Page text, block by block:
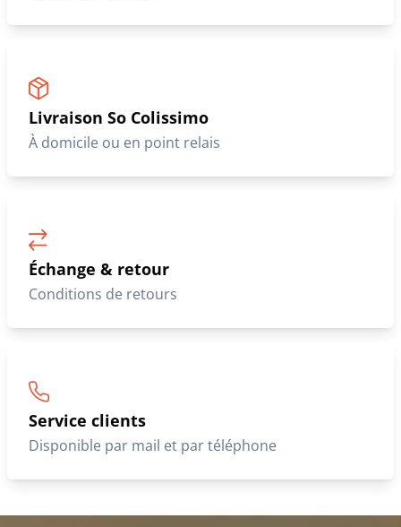
Livraison So Colissimo
À domicile ou en point relais
Échange & retour
Conditions de retours
Service clients
Disponible par mail et par téléphone